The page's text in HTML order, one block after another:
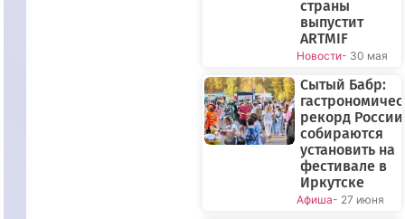
страны
выпустит
ARTMIF
Новости- 30 мая
Сытый Бабр:
рекорд России
собираются
установить на
фестивале в
Иркутске
Афиша- 27 июня